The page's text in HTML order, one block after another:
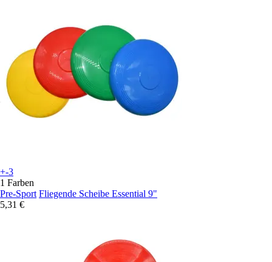
+-3
1 Farben
Pre-Sport Fliegende Scheibe Essential 9"
5,31 €